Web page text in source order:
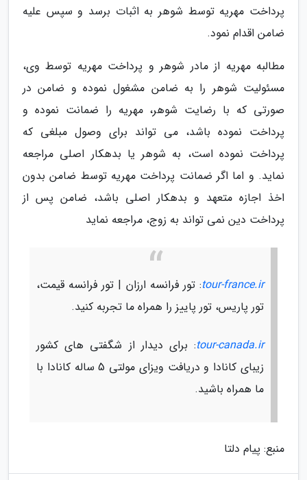
پرداخت مهریه توسط شوهر به اثبات برسد و سپس علیه
ضامن اقدام نمود.
مطالبه مهریه از مادر شوهر و پرداخت مهریه توسط وی،
مسئولیت شوهر را به ضامن مشغول نموده و ضامن در
صورتی که با رضایت شوهر، مهریه را ضمانت نموده و
پرداخت نموده باشد، می تواند برای وصول مبلغی که
پرداخت نموده است، به شوهر یا بدهکار اصلی مراجعه
نماید. و اما اگر ضمانت پرداخت مهریه توسط ضامن بدون
اخذ اجازه متعهد و بدهکار اصلی باشد، ضامن پس از
پرداخت دین نمی تواند به زوج، مراجعه نماید
tour-france.ir: تور فرانسه ارزان | تور فرانسه قیمت،
تور پاریس، تور پاییز را همراه ما تجربه کنید.
tour-canada.ir: برای دیدار از شگفتی های کشور
زیبای کانادا و دریافت ویزای مولتی 5 ساله کانادا با
ما همراه باشید.
منبع: پیام دلتا